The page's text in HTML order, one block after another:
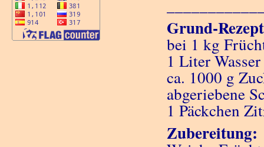
Grund-
bei 1 kg
1 Liter Wasser
ca. 1000 g
abgeriebene
1 Päckchen
Zubereitung: